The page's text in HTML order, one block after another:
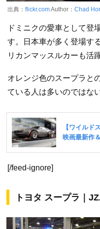
出典： flickr.comAuthor： Chad
ドミニクの愛車として登
す。日本車が多く登場す
リカンマッスルカーも活
オレンジ色のスープラと
ている人は多いのではな
[/feed-ignore]
トヨタ スープラ｜